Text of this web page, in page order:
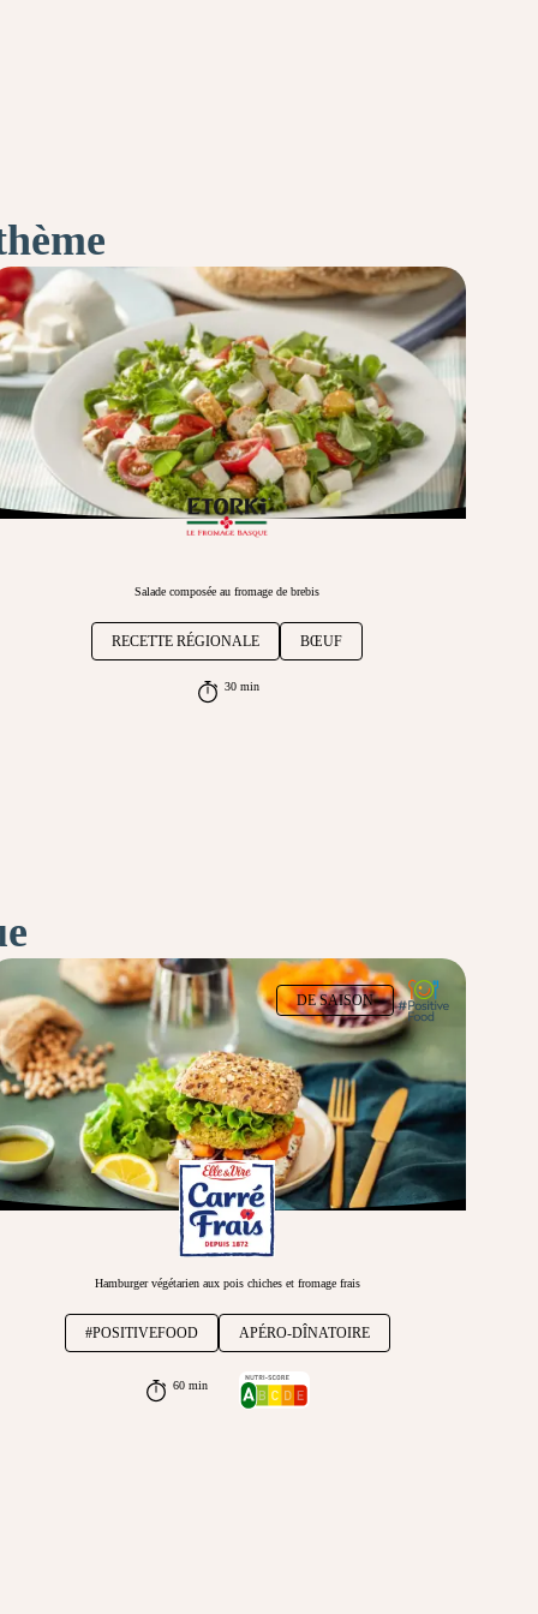
Salade composée au fromage de brebis
RECETTE RÉGIONALE BŒUF
30 min
DE SAISON
Hamburger végétarien aux pois chiches et fromage frais
#POSITIVEFOOD APÉRO-DÎNATOIRE
60 min